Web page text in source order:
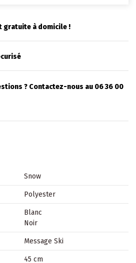
gratuite à domicile !
? Contactez-nous au 06 36 00
Snow
Polyester
Blanc
Noir
Message Ski
45 cm